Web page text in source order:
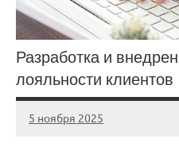
Разработка и
лояльности клиентов
5 ноября 2025
cement_zavod
Нет